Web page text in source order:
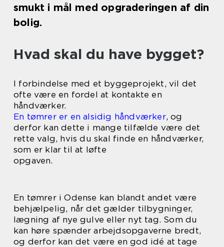
smukt i mål med opgraderingen af din
bolig.
Hvad skal du have bygget?
I forbindelse med et byggeprojekt, vil det
ofte være en fordel at kontakte en
håndværker.
En tømrer er en alsidig håndværker, og
derfor kan dette i mange tilfælde være det
rette valg, hvis du skal finde en håndværker,
som er klar til at løfte
opgaven.
En tømrer i Odense kan blandt andet være
behjælpelig, når det gælder tilbygninger,
lægning af nye gulve eller nyt tag. Som du
kan høre spænder arbejdsopgaverne bredt,
og derfor kan det være en god idé at tage